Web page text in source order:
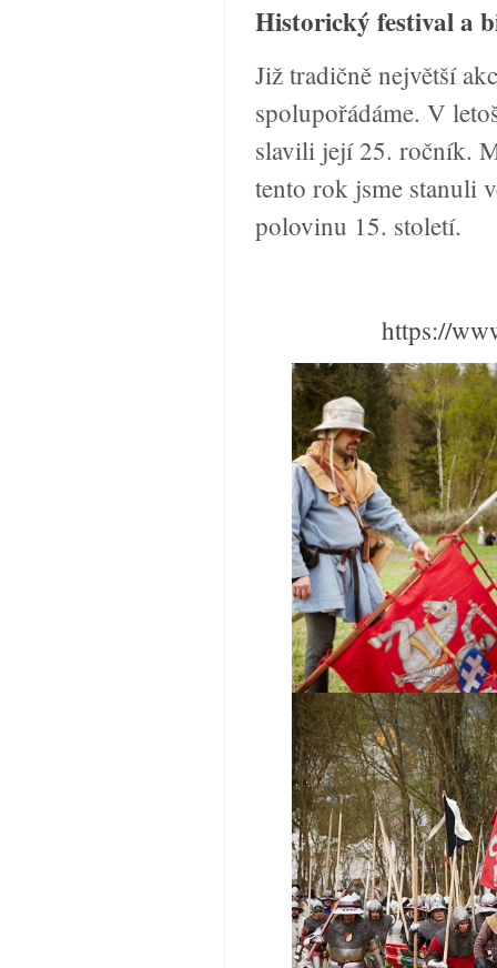
Historický festival a
Již tradičně největší
spolupořádáme. V
slavili její 25. ročník.
tento rok jsme stanuli
polovinu 15. století.
https://